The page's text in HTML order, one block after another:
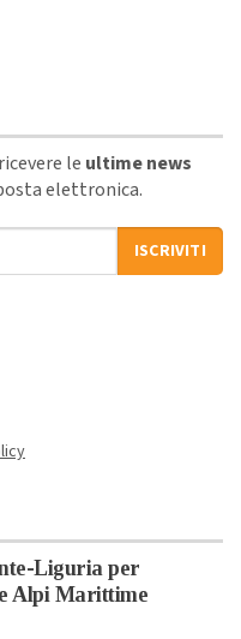
le ultime news
elettronica.
ISCRIVITI
Liguria per
Alpi Marittime